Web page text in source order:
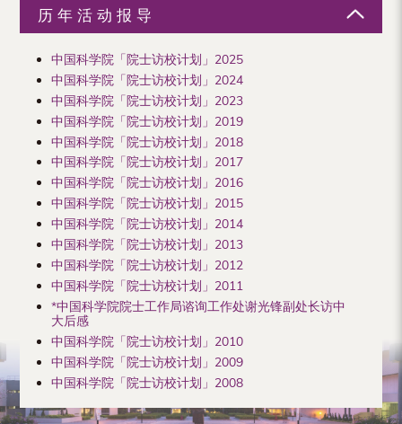
历年活动报导
中国科学院「院士访校计划」2025
中国科学院「院士访校计划」2024
中国科学院「院士访校计划」2023
中国科学院「院士访校计划」2019
中国科学院「院士访校计划」2018
中国科学院「院士访校计划」2017
中国科学院「院士访校计划」2016
中国科学院「院士访校计划」2015
中国科学院「院士访校计划」2014
中国科学院「院士访校计划」2013
中国科学院「院士访校计划」2012
中国科学院「院士访校计划」2011
*中国科学院院士工作局谘询工作处谢光锋副处长访中
大后感
中国科学院「院士访校计划」2010
中国科学院「院士访校计划」2009
中国科学院「院士访校计划」2008